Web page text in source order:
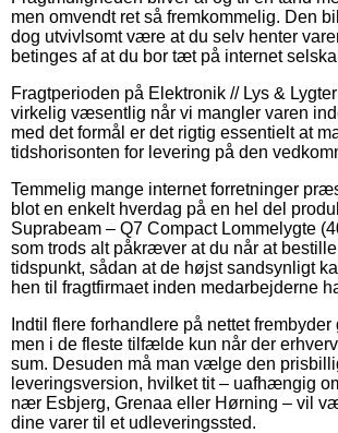
men omvendt ret så fremkommelig. Den
dog utvivlsomt være at du selv henter
betinges af at du bor tæt på internet
Fragtperioden på Elektronik // Lys &
virkelig væsentlig når vi mangler varen
med det formål er det rigtig essentielt at
tidshorisonten for levering på den
Temmelig mange internet forretninger
blot en enkelt hverdag på en hel del
Suprabeam – Q7 Compact Lommelygte
som trods alt påkræver at du når at
tidspunkt, sådan at de højst sandsynligt
hen til fragtfirmaet inden medarbejderne
Indtil flere forhandlere på nettet
men i de fleste tilfælde kun når der
sum. Desuden må man vælge den
leveringsversion, hvilket tit – uafhængig
nær Esbjerg, Grenaa eller Hørning – vil
dine varer til et udleveringssted.